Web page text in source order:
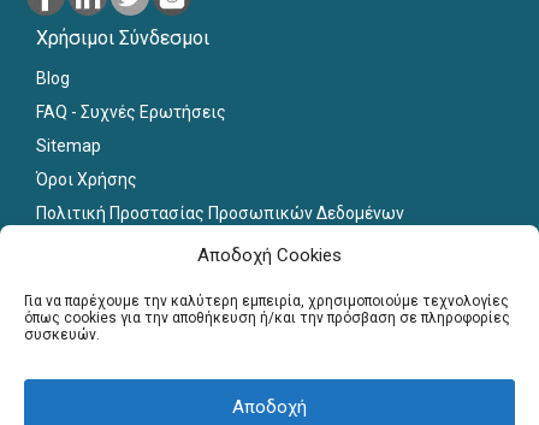
Αποδοχή Cookies
Για να παρέχουμε την καλύτερη εμπειρία, χρησιμοποιούμε τεχνολογίες
όπως cookies για την αποθήκευση ή/και την πρόσβαση σε πληροφορίες
συσκευών.
Αποδοχή
Χρήσιμοι Σύνδεσμοι
Blog
FAQ - Συχνές Ερωτήσεις
Sitemap
Όροι Χρήσης
Πολιτική Προστασίας Προσωπικών Δεδομένων
Για εκπαιδευτικούς
Εγγραφή